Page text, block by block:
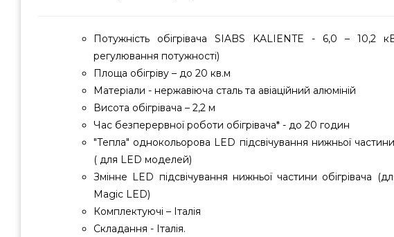
Потужність обігрівача SIABS KALIENTE - 6,0 – 10,2
регулювання потужності)
Площа обігріву – до 20 кв.м
Матеріали - нержавіюча сталь та авіаційний алюміній
Висота обігрівача – 2,2 м
Час безперервної роботи обігрівача* - до 20 годин
"Тепла" однокольорова LED підсвічування нижньої частини
( для LED моделей)
Змінне LED підсвічування нижньої частини обігрівача
Magic LED)
Комплектуючі – Італія
Складання - Італія.